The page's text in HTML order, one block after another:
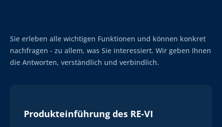
Sie erleben alle wichtigen Funktionen und können konkret
nachfragen - zu allem, was Sie interessiert. Wir geben Ihnen
die Antworten, verständlich und verbindlich.
Produkteinführung des RE-VI